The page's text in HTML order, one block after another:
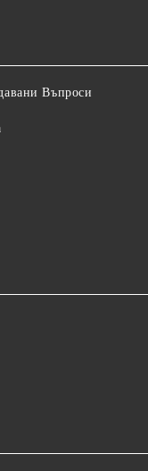
Въпроси